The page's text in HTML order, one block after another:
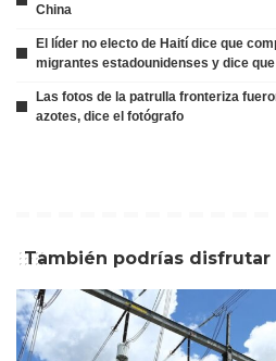
China
El líder no electo de Haití dice que
migrantes estadounidenses y dice
Las fotos de la patrulla fronteriza
azotes, dice el fotógrafo
También podrías disfrutar